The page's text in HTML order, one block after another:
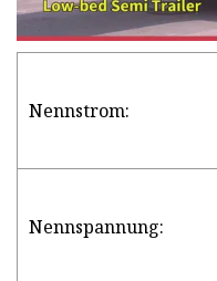
Nennstrom:
Nennspannung: